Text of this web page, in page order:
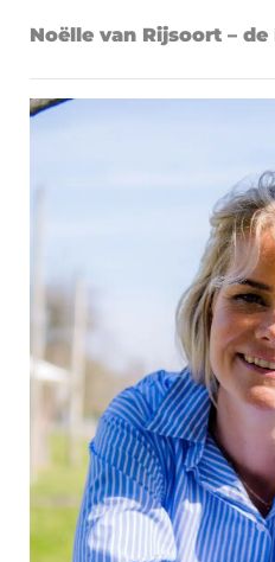
Noëlle van Rijsoort – de